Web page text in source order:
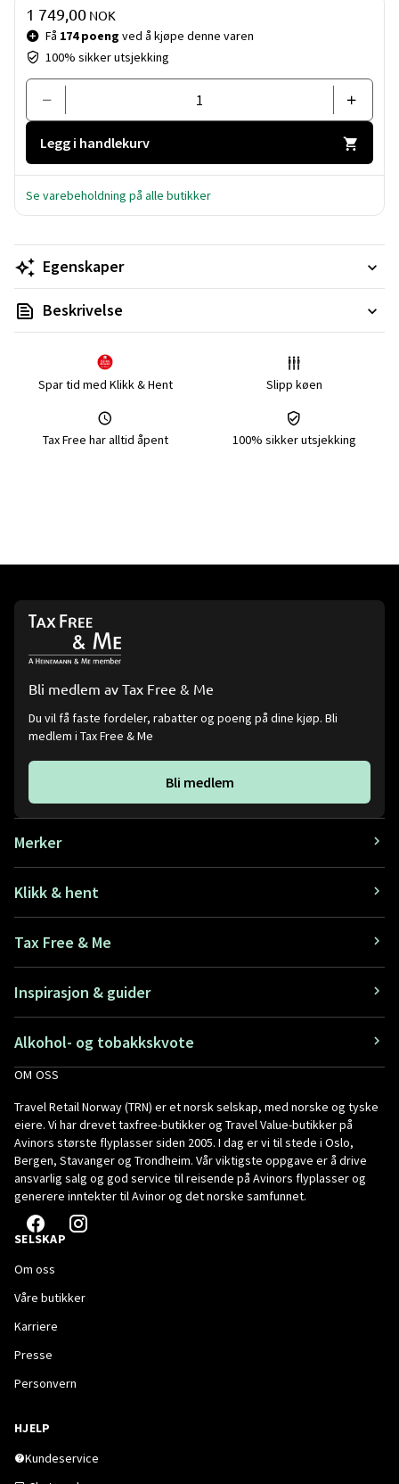
Pris og mengde
Få 174 poeng ved å kjøpe denne varen
100% sikker utsjekking
1 749,00 NOK
Legg i handlekurv
Se varebeholdning på alle butikker
Egenskaper
Beskrivelse
Spar tid med Klikk & Hent Slipp køen
Tax Free har alltid åpent 100% sikker utsjekking
Bli medlem av Tax Free & Me
Du vil få faste fordeler, rabatter og poeng på dine kjøp. Bli
medlem i Tax Free & Me
Bli medlem
Merker
Klikk & hent
Tax Free & Me
Inspirasjon & guider
Alkohol- og tobakkskvote
OM OSS
Travel Retail Norway (TRN) er et norsk selskap, med norske og tyske
eiere. Vi har drevet taxfree-butikker og Travel Value-butikker på
Avinors største flyplasser siden 2005. I dag er vi til stede i Oslo,
Bergen, Stavanger og Trondheim. Vår viktigste oppgave er å drive
ansvarlig salg og god service til reisende på Avinors flyplasser og
generere inntekter til Avinor og det norske samfunnet.
SELSKAP
Om oss
Våre butikker
Karriere
Presse
Personvern
HJELP
Kundeservice